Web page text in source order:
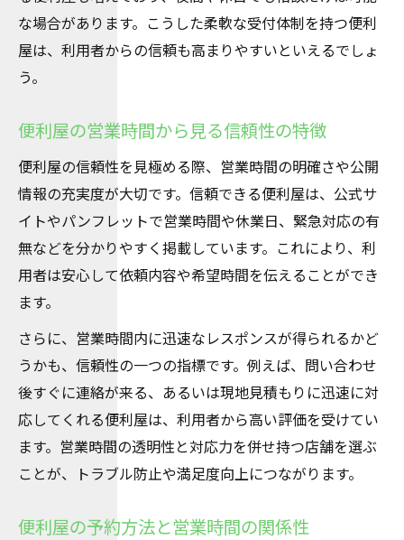
な場合があります。こうした柔軟な受付体制を持つ便利
屋は、利用者からの信頼も高まりやすいといえるでしょ
う。
便利屋の営業時間から見る信頼性の特徴
便利屋の信頼性を見極める際、営業時間の明確さや公開
情報の充実度が大切です。信頼できる便利屋は、公式サ
イトやパンフレットで営業時間や休業日、緊急対応の有
無などを分かりやすく掲載しています。これにより、利
用者は安心して依頼内容や希望時間を伝えることができ
ます。
さらに、営業時間内に迅速なレスポンスが得られるかど
うかも、信頼性の一つの指標です。例えば、問い合わせ
後すぐに連絡が来る、あるいは現地見積もりに迅速に対
応してくれる便利屋は、利用者から高い評価を受けてい
ます。営業時間の透明性と対応力を併せ持つ店舗を選ぶ
ことが、トラブル防止や満足度向上につながります。
便利屋の予約方法と営業時間の関係性